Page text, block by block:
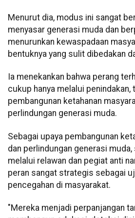
Menurut dia, modus ini sangat
menyasar generasi muda dan
menurunkan kewaspadaan
bentuknya yang sulit dibedakan
Ia menekankan bahwa perang
cukup hanya melalui
pembangunan ketahanan
perlindungan generasi muda.
Sebagai upaya pembangunan
dan perlindungan generasi muda,
melalui relawan dan pegiat anti
peran sangat strategis sebagai
pencegahan di masyarakat.
"Mereka menjadi perpanjangan